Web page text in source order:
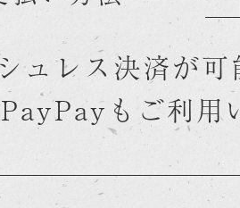
ュレス決済が可
もご利用